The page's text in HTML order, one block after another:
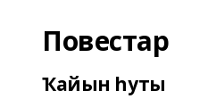
Повестар
Ҡайын һуты